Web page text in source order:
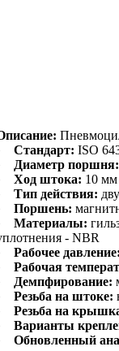
Стандарт: ISO
Диаметр поршня:
Ход штока: 10 мм
Тип действия:
Поршень:
Материалы:
- NBR
Рабочее давление:
Рабочая
Демпфирование:
Резьба на штоке:
Резьба на
Варианты
Обновленный